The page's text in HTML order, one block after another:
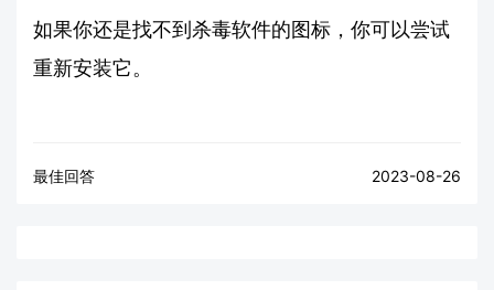
如果你还是找不到杀毒软件的图标，你可以尝试
重新安装它。
最佳回答 2023-08-26